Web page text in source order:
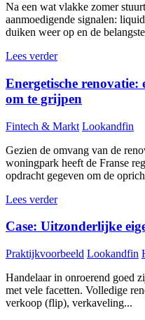
Na een wat vlakke zomer
aanmoedigende signalen:
duiken weer op en de
Lees verder
Energetische renovatie:
om te grijpen
Fintech & Markt Lookandfin
Gezien de omvang van de
woningpark heeft de Franse
opdracht gegeven om de
Lees verder
Case: Uitzonderlijke
Praktijkvoorbeeld Lookandfin
Handelaar in onroerend goed
met vele facetten. Volledige
verkoop (flip), verkaveling...